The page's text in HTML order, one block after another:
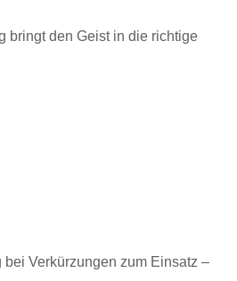
bringt den Geist in die richtige
Verkürzungen zum Einsatz –